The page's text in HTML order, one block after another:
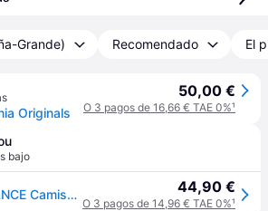
Grande) Recomendado El
Originals
50,00 €
O 3 pagos de 16,66 € TAE 0%¹
bajo
ADIDAS PERFORMANCE Camiseta funcional 'DFB' navy / aqua / blanco 44,90 €
O 3 pagos de 14,96 € TAE 0%¹